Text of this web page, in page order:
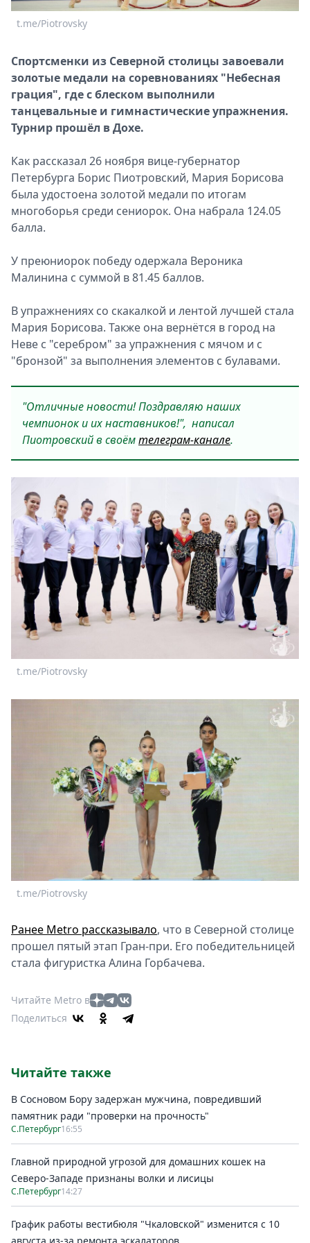
Спецпроекты
Звезды
2026
Скачай
Metro
t.me/Piotrovsky
Спортсменки из Северной столицы завоевали
золотые медали на соревнованиях "Небесная
грация", где с блеском выполнили
танцевальные и гимнастические упражнения.
Турнир прошёл в Дохе.
Как рассказал 26 ноября вице-губернатор
Петербурга Борис Пиотровский, Мария Борисова
была удостоена золотой медали по итогам
многоборья среди сениорок. Она набрала 124.05
балла.
У преюниорок победу одержала Вероника
Малинина с суммой в 81.45 баллов.
В упражнениях со скакалкой и лентой лучшей стала
Мария Борисова. Также она вернётся в город на
Неве с "серебром" за упражнения с мячом и с
"бронзой" за выполнения элементов с булавами.
"Отличные новости! Поздравляю наших
чемпионок и их наставников!", ­ написал
Пиотровский в своёмтелеграм-канале.
t.me/Piotrovsky
t.me/Piotrovsky
Ранее Metro рассказывало, что в Северной столице
прошел пятый этап Гран-при. Его победительницей
стала фигуристка Алина Горбачева.
Читайте Metro в
Поделиться
Читайте также
В Сосновом Бору задержан мужчина, повредивший
памятник ради "проверки на прочность"
С.Петербург16:55
Главной природной угрозой для домашних кошек на
Северо-Западе признаны волки и лисицы
С.Петербург14:27
График работы вестибюля "Чкаловской" изменится с 10
августа из-за ремонта эскалаторов